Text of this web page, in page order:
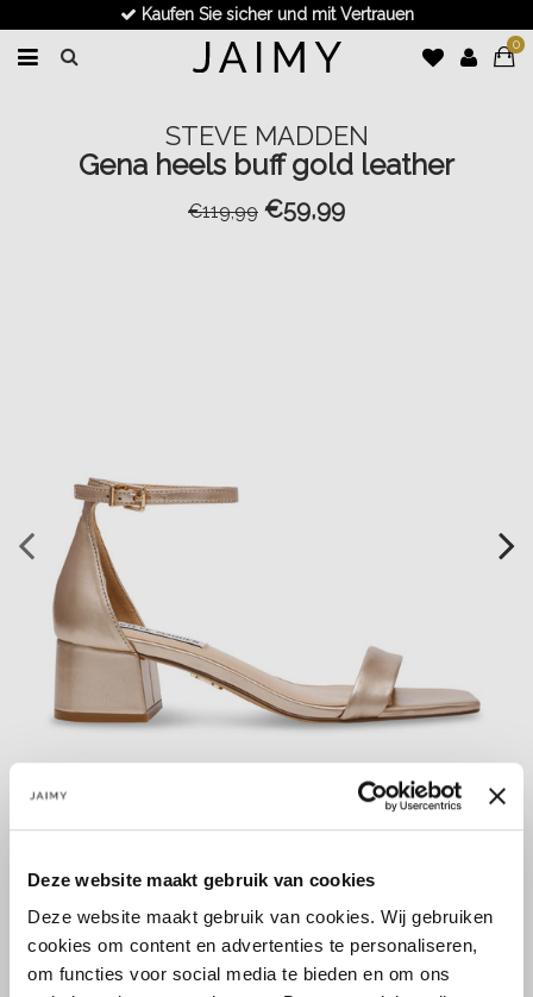
Deze website maakt gebruik van cookies
Deze website maakt gebruik van cookies. Wij gebruiken
cookies om content en advertenties te personaliseren,
om functies voor social media te bieden en om ons
Kaufen Sie sicher und mit Vertrauen
0
STEVE MADDEN
Gena heels buff gold leather
€119,99 €59,99
Größe:
37 40
Select a size